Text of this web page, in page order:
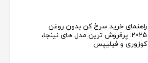
راهنمای خرید سرخ کن بدون روغن
2025: پرفروش ترین مدل های نینجا،
کوزوری و فیلیپس